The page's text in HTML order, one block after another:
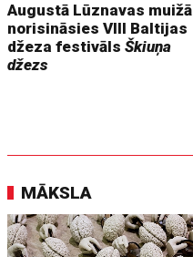
Augustā Lūznavas muižā
norisināsies VIII Baltijas
džeza festivālsŠkiuņa
džezs
MĀKSLA